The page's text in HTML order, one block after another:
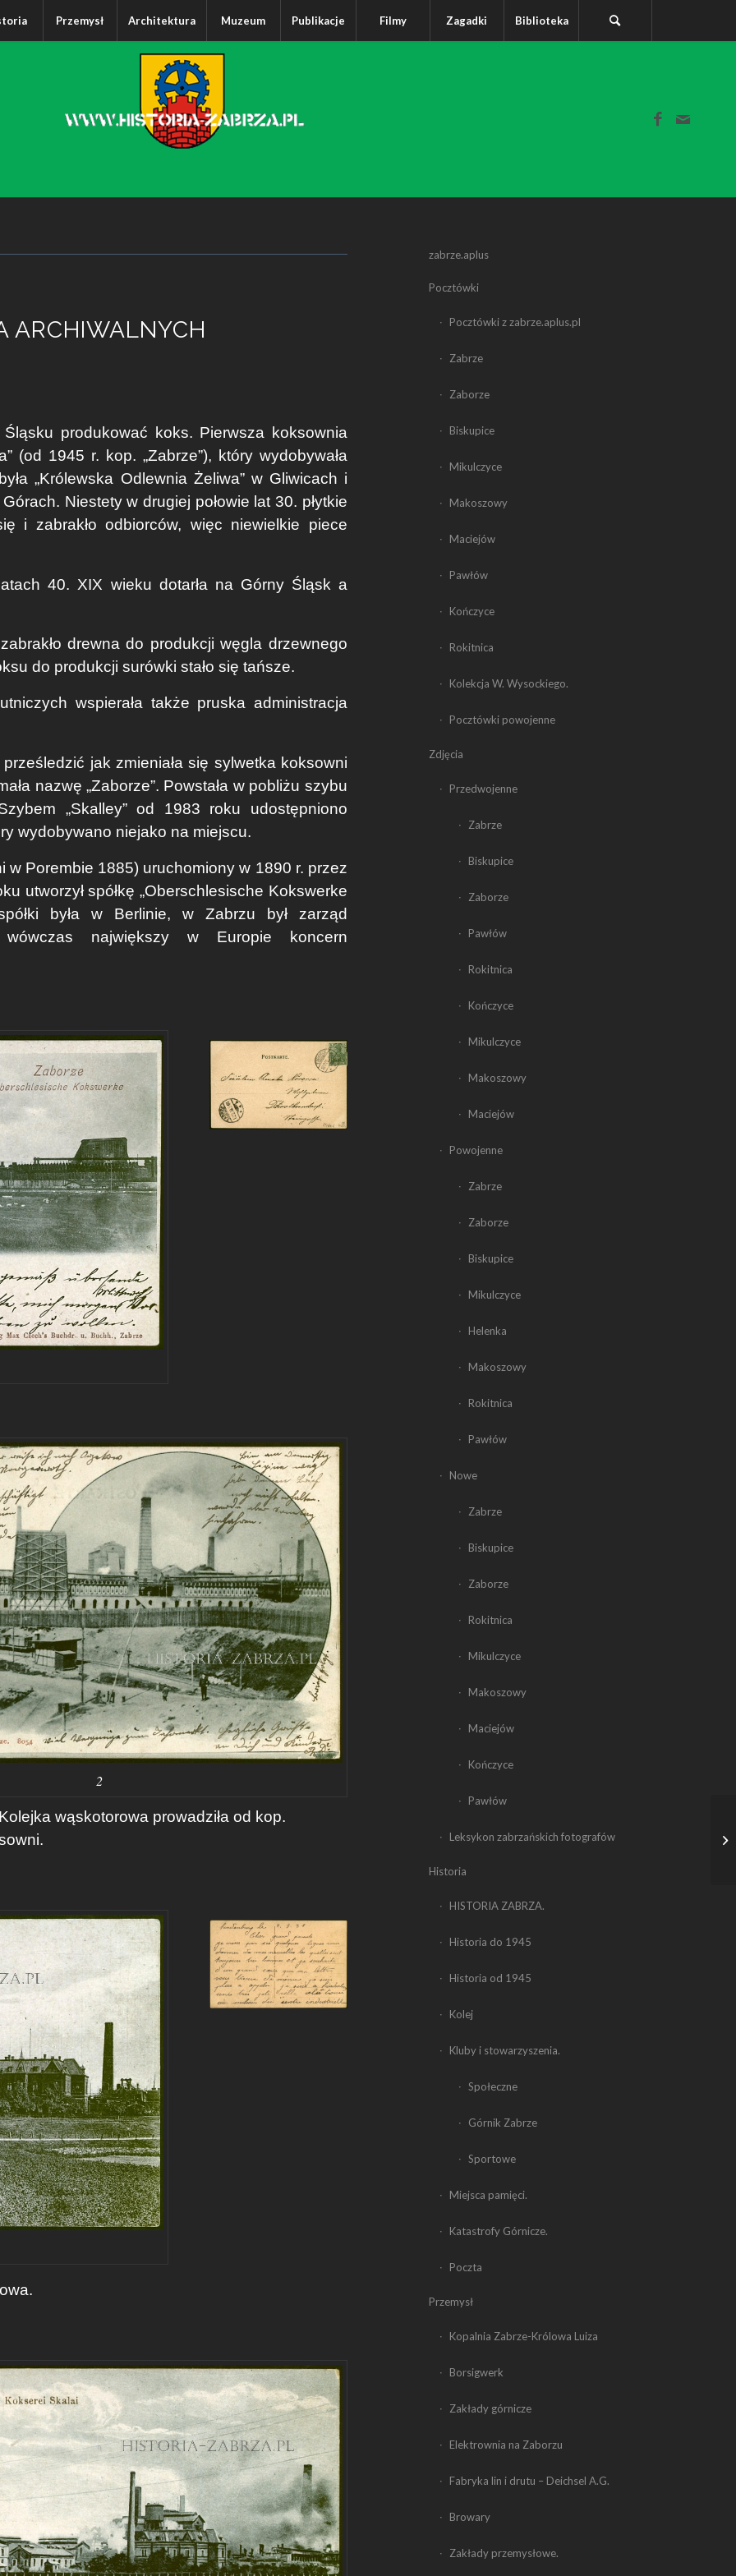
Przemysł Architektura Muzeum Publikacje Filmy Zagadki Biblioteka
ARCHIWALNYCH
produkować koks. Pierwsza koksownia
(od 1945 r. kop. „Zabrze”), który wydobywała
„Królewska Odlewnia Żeliwa” w Gliwicach i
Niestety w drugiej połowie lat 30. płytkie
i zabrakło odbiorców, więc niewielkie piece
40. XIX wieku dotarła na Górny Śląsk a
drewna do produkcji węgla drzewnego
do produkcji surówki stało się tańsze.
wspierała także pruska administracja
jak zmieniała się sylwetka koksowni
nazwę „Zaborze”. Powstała w pobliżu szybu
„Skalley” od 1983 roku udostępniono
wydobywano niejako na miejscu.
w Porembie 1885) uruchomiony w 1890 r. przez
utworzył spółkę „Oberschlesische Kokswerke
była w Berlinie, w Zabrzu był zarząd
największy w Europie koncern
2
wąskotorowa prowadziła od kop.
zabrze.aplus
Pocztówki
Pocztówki z zabrze.aplus.pl
Zabrze
Zaborze
Biskupice
Mikulczyce
Makoszowy
Maciejów
Pawłów
Kończyce
Rokitnica
Kolekcja W. Wysockiego.
Pocztówki powojenne
Zdjęcia
Przedwojenne
Zabrze
Biskupice
Zaborze
Pawłów
Rokitnica
Kończyce
Mikulczyce
Makoszowy
Maciejów
Powojenne
Zabrze
Zaborze
Biskupice
Mikulczyce
Helenka
Makoszowy
Rokitnica
Pawłów
Nowe
Zabrze
Biskupice
Zaborze
Rokitnica
Mikulczyce
Makoszowy
Maciejów
Kończyce
Pawłów
Leksykon zabrzańskich fotografów
Historia
HISTORIA ZABRZA.
Historia do 1945
Historia od 1945
Kolej
Kluby i stowarzyszenia.
Społeczne
Górnik Zabrze
Sportowe
Miejsca pamięci.
Katastrofy Górnicze.
Poczta
Przemysł
Kopalnia Zabrze-Królowa Luiza
Borsigwerk
Zakłady górnicze
Elektrownia na Zaborzu
Fabryka lin i drutu – Deichsel A.G.
Browary
Zakłady przemysłowe.